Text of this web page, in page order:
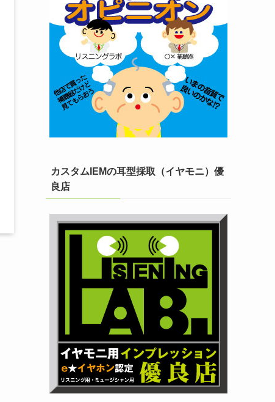
カスタムIEMの耳型採取（イヤモニ）優
良店